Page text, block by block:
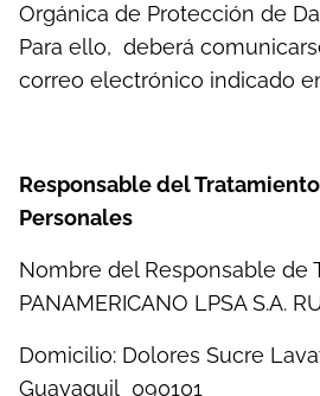
Orgánica de Protección de
Para ello, deberá
correo electrónico indicado
Responsable del
Personales
Nombre del Responsable de
PANAMERICANO LPSA S.A.
Domicilio: Dolores Sucre
Guayaquil 090101